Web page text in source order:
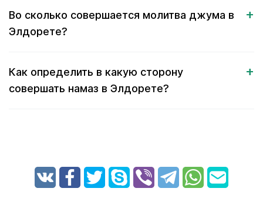
Во сколько совершается молитва джума в
Элдорете?
Как определить в какую сторону
совершать намаз в Элдорете?